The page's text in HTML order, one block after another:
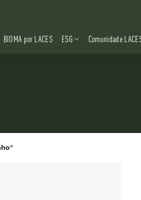
BIOMA por LACES ESG Comunidade